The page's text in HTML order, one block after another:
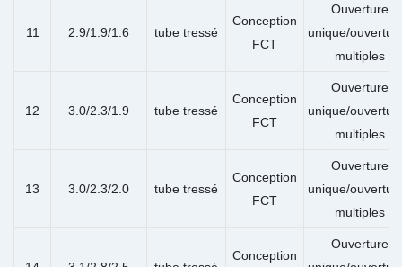
11 2.9/1.9/1.6 tube tressé
Conception
FCT
Ouverture
unique/
multiples
12 3.0/2.3/1.9 tube tressé
Conception
FCT
Ouverture
unique/
multiples
13 3.0/2.3/2.0 tube tressé
Conception
FCT
Ouverture
unique/
multiples
Conception
Ouverture